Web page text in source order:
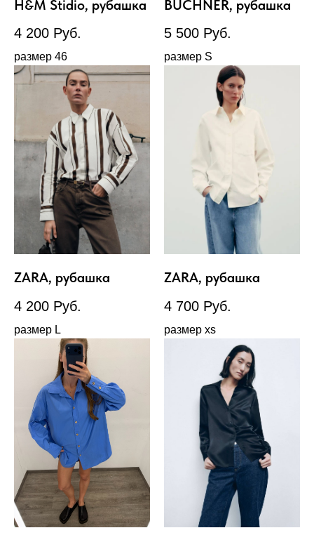
H&M Stidio, рубашка
4 200 Руб.
размер 46
BUCHNER, рубашка
5 500 Руб.
размер S
ZARA, рубашка
4 200 Руб.
размер L
ZARA, рубашка
4 700 Руб.
размер xs